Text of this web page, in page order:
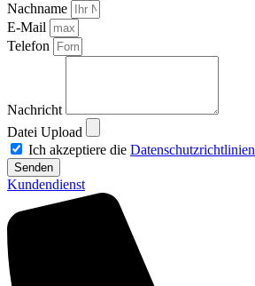
Nachname
E-Mail
Telefon
Nachricht
Datei Upload
Ich akzeptiere die Datenschutzrichtlinien
Senden
Kundendienst